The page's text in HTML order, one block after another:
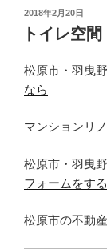
投
稿
日:
2018年2月20日
トイレ空間
松原市・羽曳
なら
マンションリ
松原市・羽曳
フォームをす
松原市の不動